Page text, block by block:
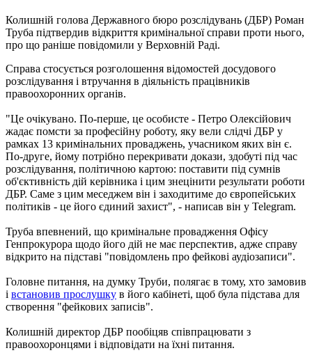
Колишній голова Державного бюро розслідувань (ДБР) Роман
Труба підтвердив відкриття кримінальної справи проти нього,
про що раніше повідомили у Верховній Раді.
Справа стосується розголошення відомостей досудового
розслідування і втручання в діяльність працівників
правоохоронних органів.
"Це очікувано. По-перше, це особисте - Петро Олексійович
жадає помсти за професійну роботу, яку вели слідчі ДБР у
рамках 13 кримінальних проваджень, учасником яких він є.
По-друге, йому потрібно перекривати докази, здобуті під час
розслідування, політичною картою: поставити під сумнів
об'єктивність дій керівника і цим знецінити результати роботи
ДБР. Саме з цим меседжем він і заходитиме до європейських
політиків - це його єдиний захист", - написав він у Telegram.
Труба впевнений, що кримінальне провадження Офісу
Генпрокурора щодо його дій не має перспектив, адже справу
відкрито на підставі "повідомлень про фейкові аудіозаписи".
Головне питання, на думку Труби, полягає в тому, хто замовив
і встановив прослушку в його кабінеті, щоб була підстава для
створення "фейкових записів".
Колишній директор ДБР пообіцяв співпрацювати з
правоохоронцями і відповідати на їхні питання.